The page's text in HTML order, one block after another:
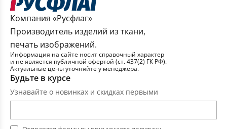
Компания «Русфлаг»
Производитель изделий из ткани,
печать изображений.
Информация на сайте носит справочный характер
и не является публичной офертой (ст. 437(2) ГК РФ).
Актуальные цены уточняйте у менеджера.
Будьте в курсе
Узнавайте о новинках и скидках первыми